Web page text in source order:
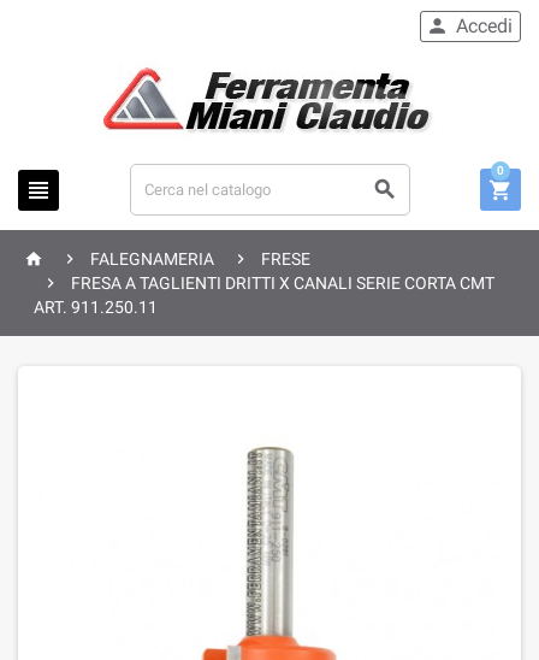
 
 Accedi

0
  FALEGNAMERIA 
FRESE

FRESA A TAGLIENTI DRITTI X CANALI SERIE CORTA CMT
ART. 911.250.11